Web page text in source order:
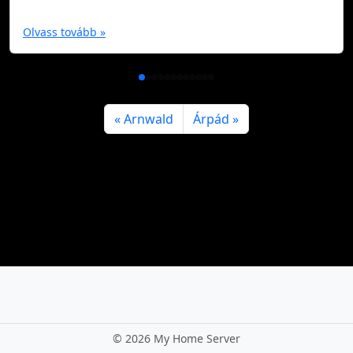
Olvass tovább »
Arnwald Árpád
© 2026 My Home Server